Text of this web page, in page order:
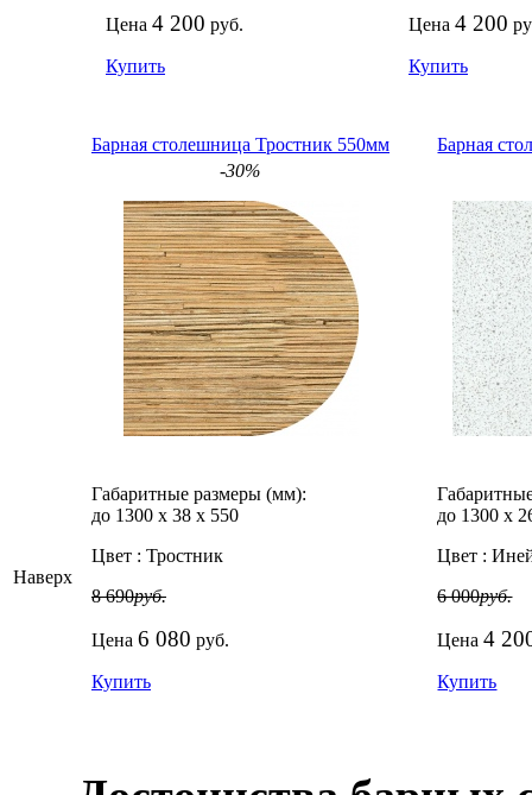
Наверх
Цена 4 200 руб.
Купить
Цена 4 200
Купить
Барная столешница Тростник 550мм
-30%
Габаритные размеры (мм):
до 1300 х 38 х 550
Цвет : Тростник
8 690руб.
Цена 6 080 руб.
Купить
Барная
до 1300 х
Цвет :
6 000руб.
Цена4
Купить